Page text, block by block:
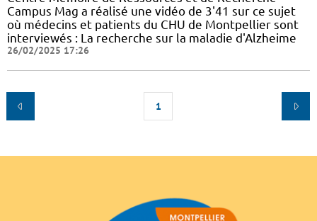
Campus Mag a réalisé une vidéo de 3'41 sur ce sujet
où médecins et patients du CHU de Montpellier sont
interviewés : La recherche sur la maladie d'Alzheime
26/02/2025 17:26
1